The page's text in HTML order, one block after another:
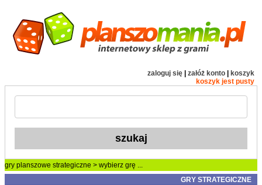
zaloguj się załóż konto
koszyk
koszyk jest pusty
gry planszowe strategiczne > wybierz grę ...
GRY STRATEGICZNE